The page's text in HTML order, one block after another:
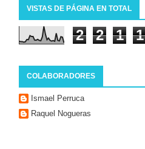
VISTAS DE PÁGINA EN TOTAL
2 2 1 1
COLABORADORES
Ismael Perruca
Raquel Nogueras